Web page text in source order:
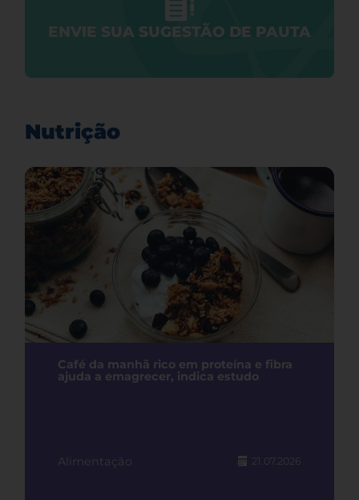
ENVIE SUA SUGESTÃO DE PAUTA
Nutrição
Café da manhã rico em proteína e fibra
ajuda a emagrecer, indica estudo
Alimentação 21.07.2026